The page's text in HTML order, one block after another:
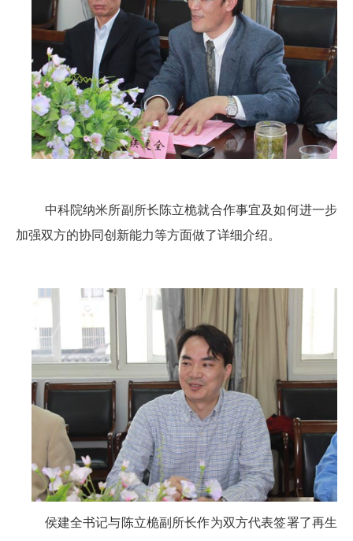
中科院纳米所副所长陈立桅就合作事宜及如何进一步
加强双方的协同创新能力等方面做了详细介绍。
侯建全书记与陈立桅副所长作为双方代表签署了再生